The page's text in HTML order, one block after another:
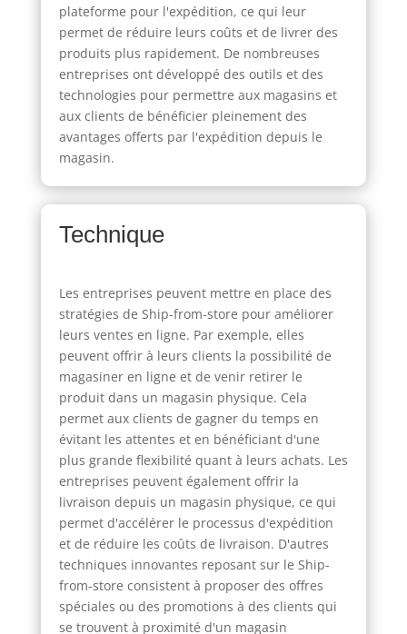
plateforme pour l'expédition, ce qui leur
permet de réduire leurs coûts et de livrer des
produits plus rapidement. De nombreuses
entreprises ont développé des outils et des
technologies pour permettre aux magasins et
aux clients de bénéficier pleinement des
avantages offerts par l'expédition depuis le
magasin.
Technique
Les entreprises peuvent mettre en place des
stratégies de Ship-from-store pour améliorer
leurs ventes en ligne. Par exemple, elles
peuvent offrir à leurs clients la possibilité de
magasiner en ligne et de venir retirer le
produit dans un magasin physique. Cela
permet aux clients de gagner du temps en
évitant les attentes et en bénéficiant d'une
plus grande flexibilité quant à leurs achats. Les
entreprises peuvent également offrir la
livraison depuis un magasin physique, ce qui
permet d'accélérer le processus d'expédition
et de réduire les coûts de livraison. D'autres
techniques innovantes reposant sur le Ship-
from-store consistent à proposer des offres
spéciales ou des promotions à des clients qui
se trouvent à proximité d'un magasin